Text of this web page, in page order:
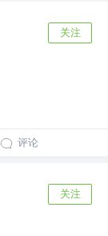
关注
评论
关注